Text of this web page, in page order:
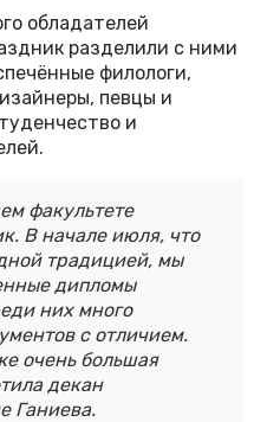
обладателей
разделили с ними
филологи,
певцы и
и
факультете
В начале июля, что
традицией, мы
дипломы
них много
с отличием.
очень большая
декан
Ганиева.